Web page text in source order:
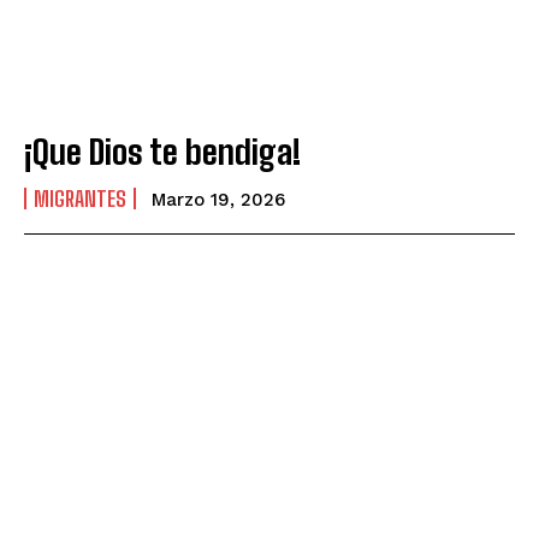
¡Que Dios te bendiga!
MIGRANTES Marzo 19, 2026